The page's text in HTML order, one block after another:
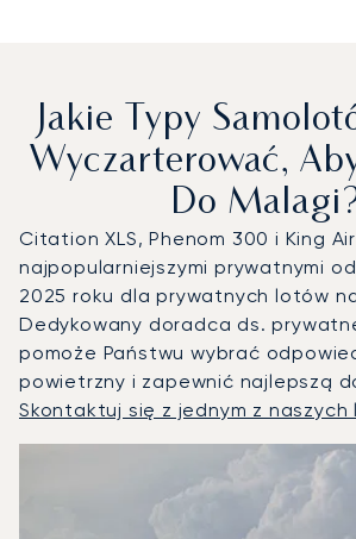
Jakie Typy
Wyczarterować,
Do
Citation XLS, Phenom 300 i King
najpopularniejszymi prywatnymi
2025 roku dla prywatnych lotów
Dedykowany doradca ds.
pomoże Państwu wybrać
powietrzny i zapewnić najlepszą
Skontaktuj się z jednym z naszych
Model samolotu
Prędkość (węzły)